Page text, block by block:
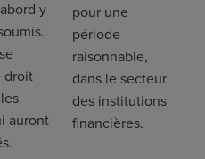
y
droit
auront
pour une
période
raisonnable,
dans le secteur
des institutions
financières.